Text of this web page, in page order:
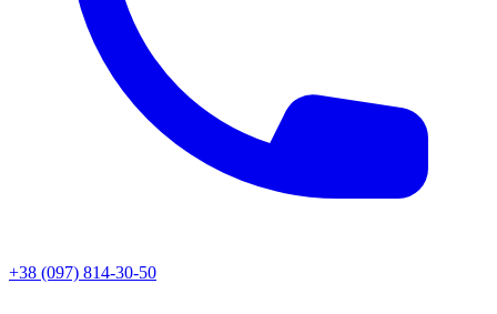
+38 (097) 814-30-50